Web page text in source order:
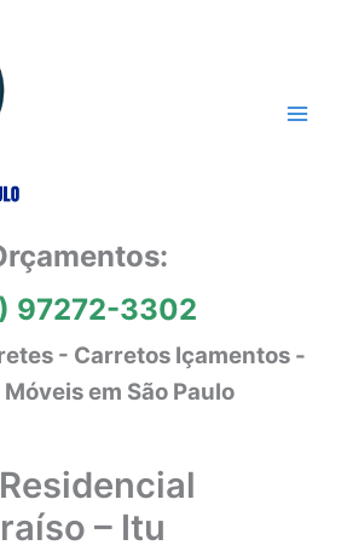
97272-3302
- Carretos Içamentos -
em São Paulo
– Itu